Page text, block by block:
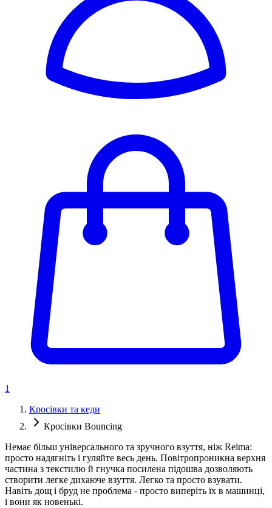
1
Кросівки та кеди
Кросівки Bouncing
Немає більш універсального та зручного взуття, ніж Reima:
просто надягніть і гуляйте весь день. Повітропроникна верхня
частина з текстилю й гнучка посилена підошва дозволяють
створити легке дихаюче взуття. Легко та просто взувати.
Навіть дощ і бруд не проблема - просто виперіть їх в машинці,
і вони як новенькі.